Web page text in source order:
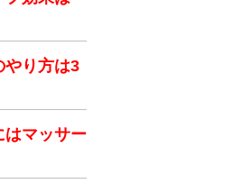
やり方は3
はマッサー